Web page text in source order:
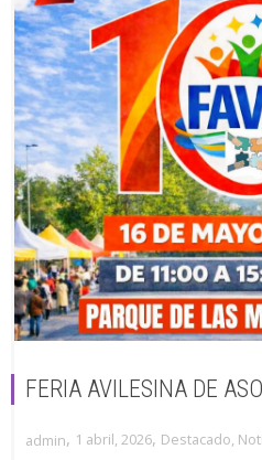
FERIA AVILESINA DE
admin, 1 abril, 2026, Destacado,